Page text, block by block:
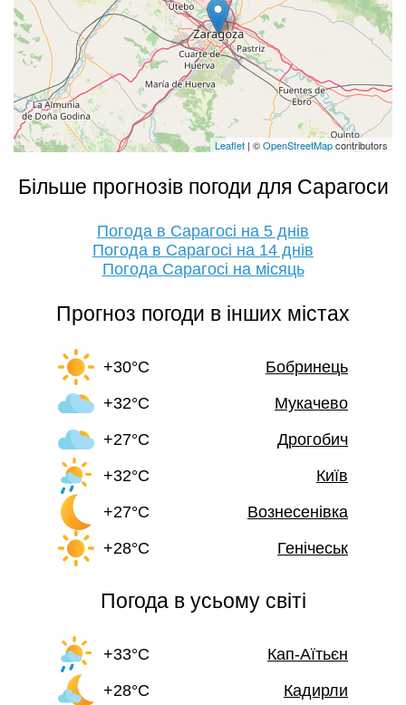
Leaflet | ©OpenStreetMapcontributors
Більше прогнозів погоди для Сарагоси
Погода в Сарагосі на 5 днів
Погода в Сарагосі на 14 днів
Погода Сарагосі на місяць
Прогноз погоди в інших містах
+30°C
Бобринець
+32°C
Мукачево
+27°C
Дрогобич
+32°C
Київ
+27°C
Вознесенівка
+28°C
Генічеськ
Погода в усьому світі
+33°C
Кап-Аїтьєн
+28°C
Кадирли